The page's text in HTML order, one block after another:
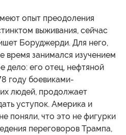
опыт преодоления
выживания, сейчас
Боруджерди. Для него,
время занимался изучением
дело: его отец, нефтяной
году боевиками-
людей, продолжает
уступок. Америка и
поняли, что это не фигурки
переговоров Трампа,